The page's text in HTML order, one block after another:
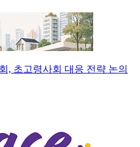
, 초고령사회 대응 전략 논의